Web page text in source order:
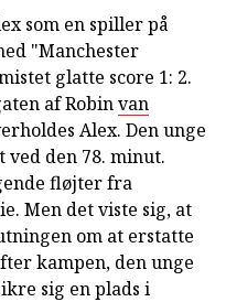
som en spiller på
"Manchester
glatte score 1: 2.
af Robinvan
Alex. Den unge
den 78. minut.
fløjter fra
Men det viste sig, at
om at erstatte
kampen, den unge
sig en plads i